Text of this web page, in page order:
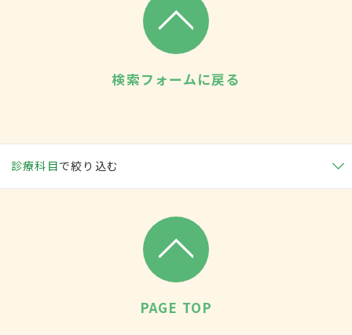
検索フォームに戻る
診療科目で絞り込む
PAGE TOP